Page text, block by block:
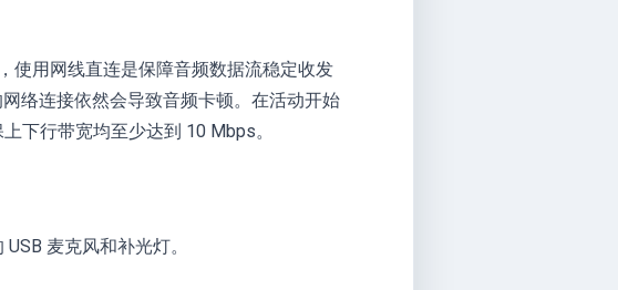
使用网线直连是保障音频数据流稳定收发
络连接依然会导致音频卡顿。在活动开始
下行带宽均至少达到 10 Mbps。
麦克风和补光灯。